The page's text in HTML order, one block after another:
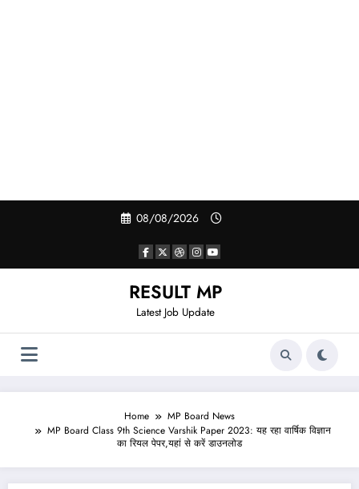
08/08/2026
RESULT MP
Latest Job Update
Home
MP Board News
MP Board Class 9th Science Varshik Paper 2023: यह रहा वार्षिक विज्ञान
का रियल पेपर,यहां से करें डाउनलोड